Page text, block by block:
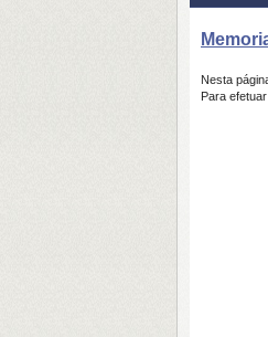
Nesta
Para